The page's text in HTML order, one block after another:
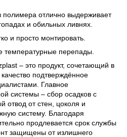
полимера отлично выдерживает
и обильных ливнях.
и просто монтировать.
температурные перепады.
– это продукт, сочетающий в
подтверждённое
Главное
системы – сбор осадков с
отвод от стен, цоколя и
систему. Благодаря
продлевается срок службы
защищены от излишнего